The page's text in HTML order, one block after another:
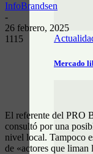
Mercado
InfoBrandsen
-
26 febrero, 2025
1115
El referente del PRO
consultó por una
nivel local. Tampoco
de «actores que liman